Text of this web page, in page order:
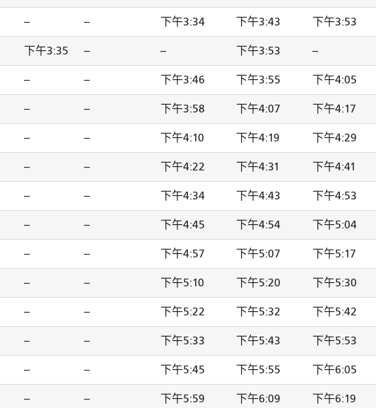
-- -- 下午3:34 下午3:43 下午3:53
下午3:35 -- -- 下午3:53 --
-- -- 下午3:46 下午3:55 下午4:05
-- -- 下午3:58 下午4:07 下午4:17
-- -- 下午4:10 下午4:19 下午4:29
-- -- 下午4:22 下午4:31 下午4:41
-- -- 下午4:34 下午4:43 下午4:53
-- -- 下午4:45 下午4:54 下午5:04
-- -- 下午4:57 下午5:07 下午5:17
-- -- 下午5:10 下午5:20 下午5:30
-- -- 下午5:22 下午5:32 下午5:42
-- -- 下午5:33 下午5:43 下午5:53
-- -- 下午5:45 下午5:55 下午6:05
-- -- 下午5:59 下午6:09 下午6:19